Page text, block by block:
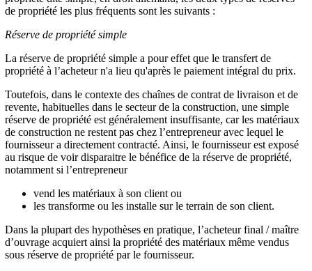
de propriété les plus fréquents sont les suivants :
Réserve de propriété simple
La réserve de propriété simple a pour effet que le transfert de
propriété à l’acheteur n'a lieu qu'après le paiement intégral du prix.
Toutefois, dans le contexte des chaînes de contrat de livraison et de
revente, habituelles dans le secteur de la construction, une simple
réserve de propriété est généralement insuffisante, car les matériaux
de construction ne restent pas chez l’entrepreneur avec lequel le
fournisseur a directement contracté. Ainsi, le fournisseur est exposé
au risque de voir disparaitre le bénéfice de la réserve de propriété,
notamment si l’entrepreneur
vend les matériaux à son client ou
les transforme ou les installe sur le terrain de son client.
Dans la plupart des hypothèses en pratique, l’acheteur final / maître
d’ouvrage acquiert ainsi la propriété des matériaux même vendus
sous réserve de propriété par le fournisseur.